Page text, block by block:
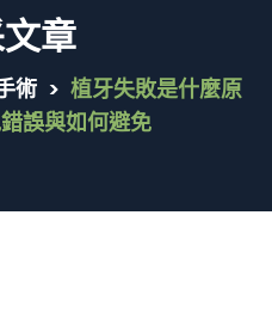
章
術 > 植牙失敗是什麼原
誤與如何避免